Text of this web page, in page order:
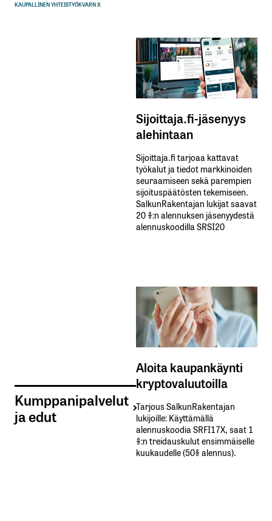
KAUPALLINEN YHTEISTYÖKVARN X
Kumppanipalvelut
ja edut
Sijoittaja.fi-jäsenyys
alehintaan
Sijoittaja.fi tarjoaa kattavat
työkalut ja tiedot markkinoiden
seuraamiseen sekä parempien
sijoituspäätösten tekemiseen.
SalkunRakentajan lukijat saavat
20 %:n alennuksen jäsenyydestä
alennuskoodilla SRSI20
Aloita kaupankäynti
kryptovaluutoilla
Tarjous SalkunRakentajan
lukijoille: Käyttämällä​ ​
alennuskoodia​ ​SRFI17X,​ ​saat​ ​1
%:n treidauskulut​ ​ensimmäiselle​ ​
kuukaudelle​ ​(50%​ ​alennus).